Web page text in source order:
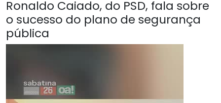
Ronaldo Caiado, do PSD, fala sobre
o sucesso do plano de segurança
pública